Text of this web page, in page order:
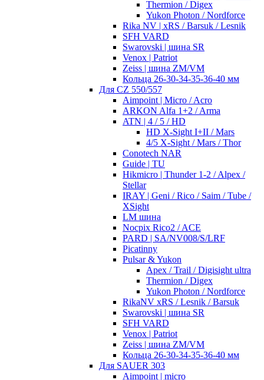
Thermion / Digex
Yukon Photon / Nordforce
Rika NV | xRS / Barsuk / Lesnik
SFH VARD
Swarovski | шина SR
Venox | Patriot
Zeiss | шина ZM/VM
Кольца 26-30-34-35-36-40 мм
Для CZ 550/557
Aimpoint | Micro / Acro
ARKON Alfa 1+2 / Arma
ATN | 4 / 5 / HD
HD X-Sight I+II / Mars
4/5 X-Sight / Mars / Thor
Conotech NAR
Guide | TU
Hikmicro | Thunder 1-2 / Alpex /
Stellar
IRAY | Geni / Rico / Saim / Tube /
XSight
LM шина
Nocpix Rico2 / ACE
PARD | SA/NV008/S/LRF
Picatinny
Pulsar & Yukon
Apex / Trail / Digisight ultra
Thermion / Digex
Yukon Photon / Nordforce
RikaNV xRS / Lesnik / Barsuk
Swarovski | шина SR
SFH VARD
Venox | Patriot
Zeiss | шина ZM/VM
Кольца 26-30-34-35-36-40 мм
Для SAUER 303
Aimpoint | micro